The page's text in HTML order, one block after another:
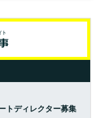
トディレクター募集